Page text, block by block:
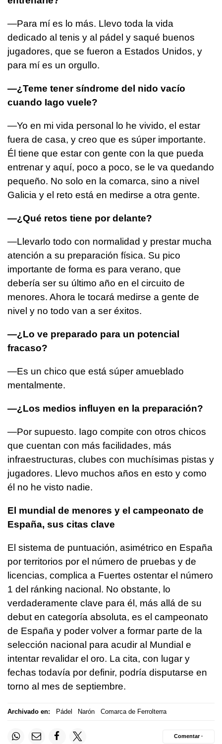
—Para mí es lo más. Llevo toda la vida
dedicado al tenis y al pádel y saqué buenos
jugadores, que se fueron a Estados Unidos, y
para mí es un orgullo.
—¿Teme tener síndrome del nido vacío
cuando Iago vuele?
—Yo en mi vida personal lo he vivido, el estar
fuera de casa, y creo que es súper importante.
Él tiene que estar con gente con la que pueda
entrenar y aquí, poco a poco, se le va quedando
pequeño. No solo en la comarca, sino a nivel
Galicia y el reto está en medirse a otra gente.
—¿Qué retos tiene por delante?
—Llevarlo todo con normalidad y prestar mucha
atención a su preparación física. Su pico
importante de forma es para verano, que
debería ser su último año en el circuito de
menores. Ahora le tocará medirse a gente de
nivel y no todo van a ser éxitos.
—¿Lo ve preparado para un potencial
fracaso?
—Es un chico que está súper amueblado
mentalmente.
—¿Los medios influyen en la preparación?
—Por supuesto. Iago compite con otros chicos
que cuentan con más facilidades, más
infraestructuras, clubes con muchísimas pistas y
jugadores. Llevo muchos años en esto y como
él no he visto nadie.
El mundial de menores y el campeonato de
España, sus citas clave
El sistema de puntuación, asimétrico en España
por territorios por el número de pruebas y de
licencias, complica a Fuertes ostentar el número
1 del ránking nacional. No obstante, lo
verdaderamente clave para él, más allá de su
debut en categoría absoluta, es el campeonato
de España y poder volver a formar parte de la
selección nacional para acudir al Mundial e
intentar revalidar el oro. La cita, con lugar y
fechas todavía por definir, podría disputarse en
torno al mes de septiembre.
Archivado en: Pádel Narón Comarca de Ferrolterra
Comentar ·